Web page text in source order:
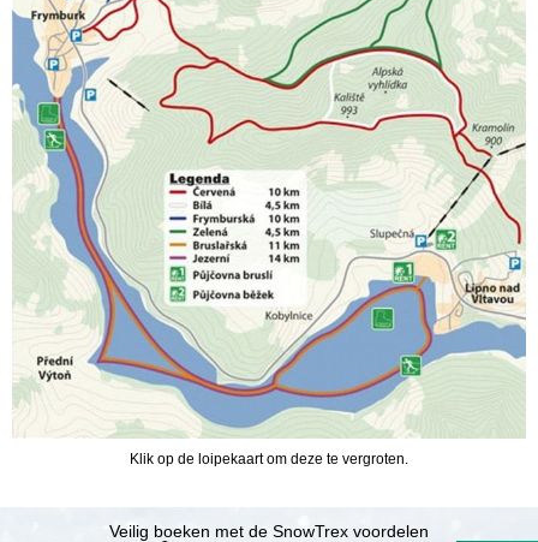
Klik op de loipekaart om deze te vergroten.
Veilig boeken met de SnowTrex voordelen